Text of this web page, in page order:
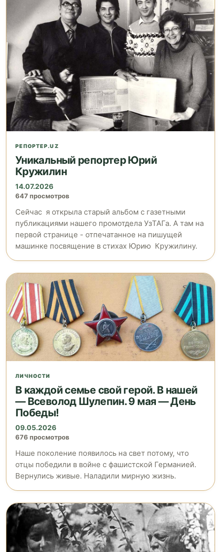
РЕПОРТЕР.UZ
Уникальный репортер Юрий
Кружилин
14.07.2026
647 просмотров
Сейчас я открыла старый альбом с газетными
публикациями нашего промотдела УзТАГа. А там на
первой странице - отпечатанное на пишущей
машинке посвящение в стихах Юрию Кружилину.
ЛИЧНОСТИ
В каждой семье свой герой. В нашей
— Всеволод Шулепин. 9 мая — День
Победы!
09.05.2026
676 просмотров
Наше поколение появилось на свет потому, что
отцы победили в войне с фашистской Германией.
Вернулись живые. Наладили мирную жизнь.